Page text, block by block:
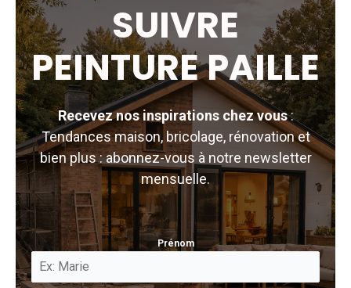
SUIVRE
PEINTURE PAILLE
Recevez nos inspirations chez vous:
Tendances maison, bricolage, rénovation et
bien plus : abonnez-vous à notre newsletter
mensuelle.
Prénom